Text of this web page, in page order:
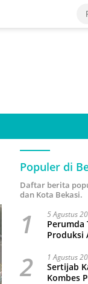
Populer di
Daftar berita
dan Kota Bekasi.
1 5 Agustus
Produksi
2 1 Agustus
Sertijab
Kombes